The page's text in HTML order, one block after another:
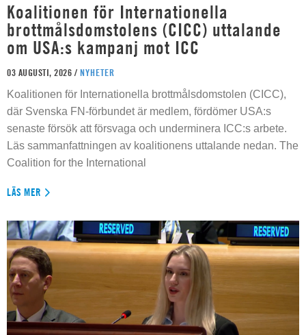
Koalitionen för Internationella
brottmålsdomstolens (CICC) uttalande
om USA:s kampanj mot ICC
03 AUGUSTI, 2026 / NYHETER
Koalitionen för Internationella brottmålsdomstolen (CICC),
där Svenska FN-förbundet är medlem, fördömer USA:s
senaste försök att försvaga och underminera ICC:s arbete.
Läs sammanfattningen av koalitionens uttalande nedan. The
Coalition for the International
LÄS MER